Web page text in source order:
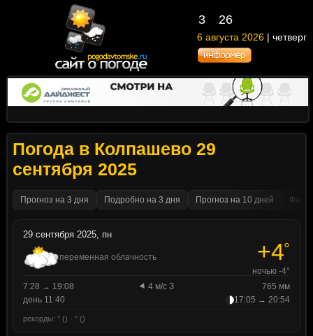
3 26
6 августа 2026 | четверг
Погода в Колпашево 29
сентября 2025
Прогноз на 3 дня Подробно на 3 дня Прогноз на 10 дней
29 сентября 2025, пн
переменная облачность +4°
ночью -4°
7:28 → 19:08
4 м/с З
765 мм
день 11:40
17:05 → 20:54
рекорды: ° () · ° ()